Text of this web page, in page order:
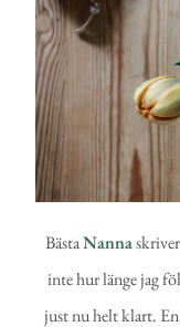
BästaNanna
inte hur länge jag
just nu helt klart.